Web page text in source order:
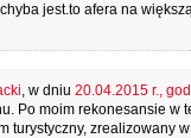
jest.to afera na
, w dniu 20.04.2015 r.,
Po moim rekonesansie w
turystyczny, zrealizowany